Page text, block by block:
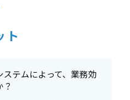
ト
テムによって、業務効